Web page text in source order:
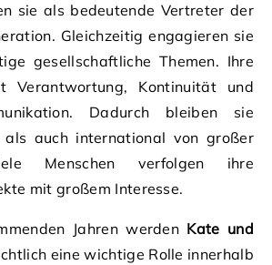
sie als bedeutende Vertreter der
Gleichzeitig engagieren sie
gesellschaftliche Themen. Ihre
Verantwortung, Kontinuität und
Dadurch bleiben sie
als auch international von großer
Menschen verfolgen ihre
mit großem Interesse.
Jahren werden Kate und
eine wichtige Rolle innerhalb